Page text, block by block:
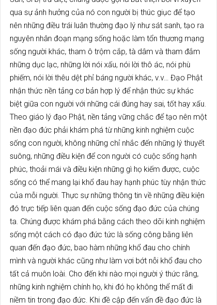
qua sự ảnh hưởng của nó con người bị thúc giục để tạo
nên những điều trái luân thường đạo lý như sát sanh, tạo ra
nguyên nhân đoạn mạng sống hoặc làm tổn thương mạng
sống người khác, tham ô trộm cắp, tà dâm và tham đắm
những dục lạc, những lời nói xấu, nói lời thô ác, nói phù
phiếm, nói lời thêu dệt phỉ báng người khác, v.v… Đạo Phật
nhận thức nền tảng cơ bản hợp lý để nhận thức sự khác
biệt giữa con người với những cái đúng hay sai, tốt hay xấu.
Theo giáo lý đạo Phật, nền tảng vững chắc để tạo nên một
nền đạo đức phải khám phá từ những kinh nghiệm cuộc
sống con người, không những chỉ nhắc đến những lý thuyết
suông, những điều kiện để con người có cuộc sống hạnh
phúc, thoải mái và điều kiện những gì họ kiếm được, cuộc
sống có thể mang lại khổ đau hay hạnh phúc tùy nhận thức
của mỗi người. Thực sự những thông tin về những điều kiện
đó trực tiếp liên quan đến cuộc sống đạo đức của chúng
ta. Chúng được khám phá bằng cách theo dõi kinh nghiệm
sống một cách có đạo đức tức là sống công bằng liên
quan đến đạo đức, bao hàm những khổ đau cho chính
mình và người khác cũng như làm vơi bớt nỗi khổ đau cho
tất cả muôn loài. Cho đến khi nào mọi người ý thức rằng,
những kinh nghiệm chính họ, khi đó họ không thể mất đi
niềm tin trong đạo đức. Khi đề cập đến vấn đề đạo đức là